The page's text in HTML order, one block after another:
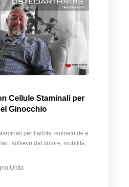
Cellule Staminali per
Ginocchio
per l’artrite reumatoide e
sollievo dal dolore, mobilità,
Unito